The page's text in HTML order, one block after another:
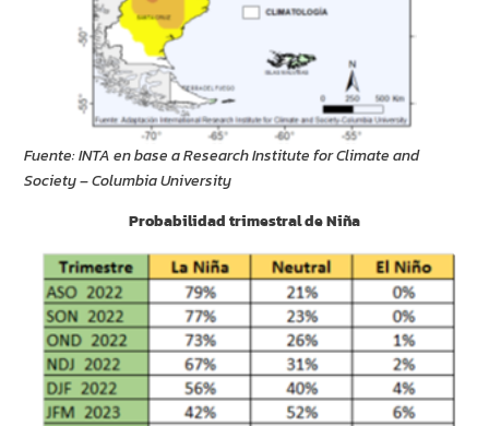
Fuente: INTA en base a Research Institute for Climate and
Society – Columbia University
Probabilidad trimestral de Niña